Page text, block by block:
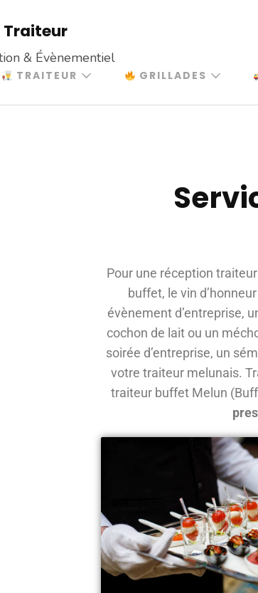
Traiteur
& Évènementiel
TRAITEUR GRILLADES
Pour une réception
buffet, le vin
évènement d’entreprise,
cochon de lait ou un
soirée d’entreprise, un
votre traiteur melunais.
traiteur buffet Melun